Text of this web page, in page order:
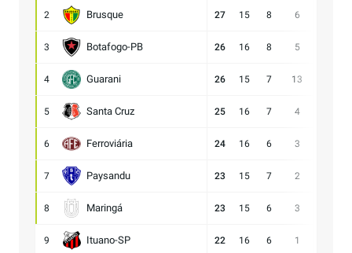
2 Brusque 27 15 8 6
3 Botafogo-PB 26 16 8 5
4 Guarani 26 15 7 13
5 Santa Cruz 25 16 7 4
6 Ferroviária 24 16 6 3
7 Paysandu 23 15 7 2
8 Maringá 23 15 6 3
9 Ituano-SP 22 16 6 1